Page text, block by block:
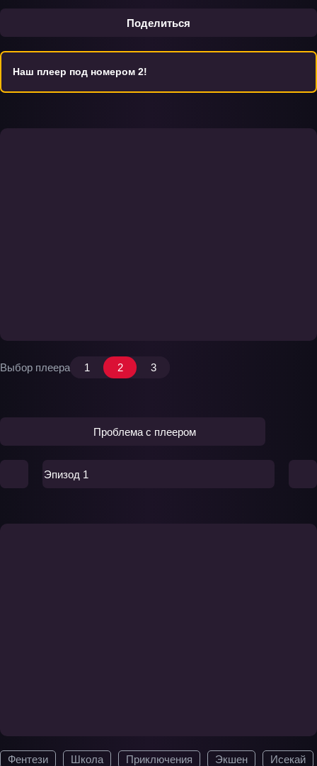
Поделиться
Фентези Школа Приключения Экшен Исекай
Наш плеер под номером 2!
Выбор плеера 1 2 3
Проблема с плеером
Эпизод 1